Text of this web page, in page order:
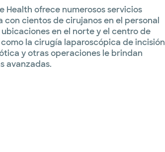
Health ofrece numerosos servicios
cientos de cirujanos en el personal
en el norte y el centro de
como la cirugía laparoscópica de incisión
y otras operaciones le brindan
avanzadas.